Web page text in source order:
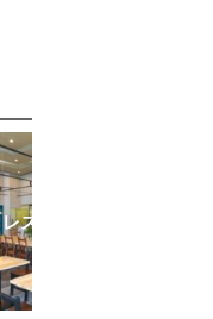
レストラン